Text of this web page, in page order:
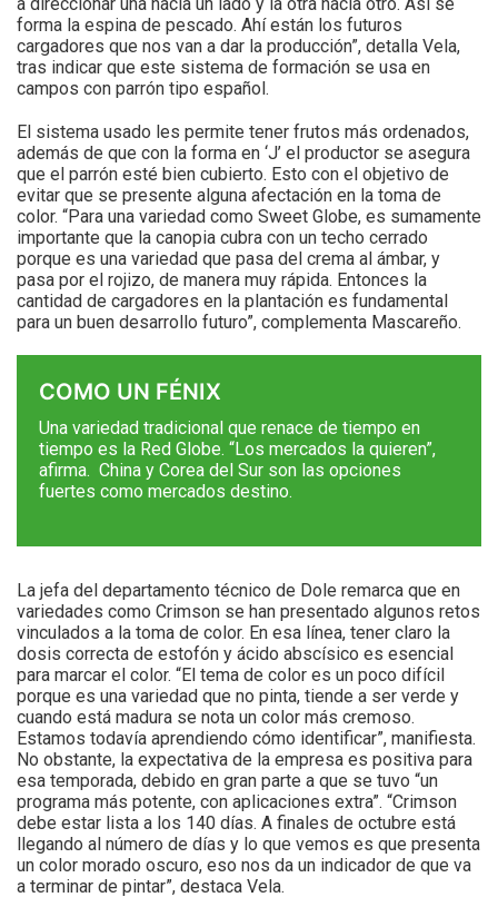
forma la espina de pescado. Ahí están los futuros
cargadores que nos van a dar la producción”, detalla Vela,
tras indicar que este sistema de formación se usa en
campos con parrón tipo español.
El sistema usado les permite tener frutos más ordenados,
además de que con la forma en ‘J’ el productor se asegura
que el parrón esté bien cubierto. Esto con el objetivo de
evitar que se presente alguna afectación en la toma de
color. “Para una variedad como Sweet Globe, es sumamente
importante que la canopia cubra con un techo cerrado
porque es una variedad que pasa del crema al ámbar, y
pasa por el rojizo, de manera muy rápida. Entonces la
cantidad de cargadores en la plantación es fundamental
para un buen desarrollo futuro”, complementa Mascareño.
COMO UN FÉNIX
Una variedad tradicional que renace de tiempo en
tiempo es la Red Globe. “Los mercados la quieren”,
afirma. China y Corea del Sur son las opciones
fuertes como mercados destino.
La jefa del departamento técnico de Dole remarca que en
variedades como Crimson se han presentado algunos retos
vinculados a la toma de color. En esa línea, tener claro la
dosis correcta de estofón y ácido abscísico es esencial
para marcar el color. “El tema de color es un poco difícil
porque es una variedad que no pinta, tiende a ser verde y
cuando está madura se nota un color más cremoso.
Estamos todavía aprendiendo cómo identificar”, manifiesta.
No obstante, la expectativa de la empresa es positiva para
esa temporada, debido en gran parte a que se tuvo “un
programa más potente, con aplicaciones extra”. “Crimson
debe estar lista a los 140 días. A finales de octubre está
llegando al número de días y lo que vemos es que presenta
un color morado oscuro, eso nos da un indicador de que va
a terminar de pintar”, destaca Vela.